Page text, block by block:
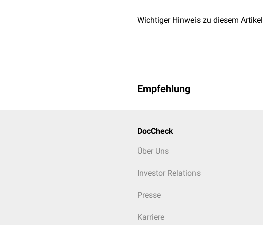
Wichtiger Hinweis zu diesem Artikel
Empfehlung
DocCheck
Über Uns
Investor Relations
Presse
Karriere